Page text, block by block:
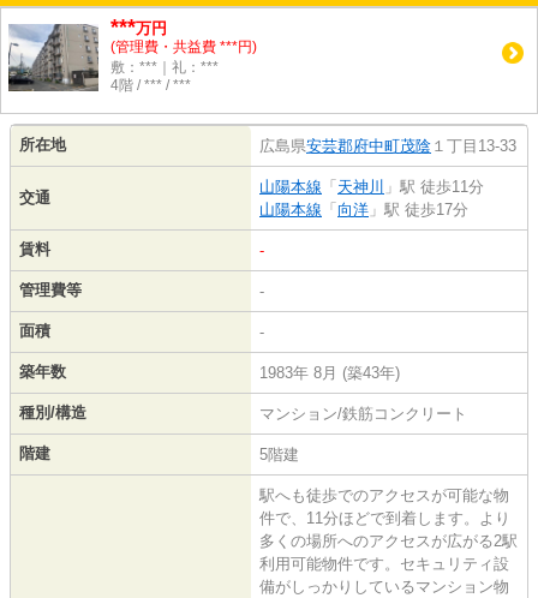
***万円
(管理費・共益費 ***円)
敷：***｜礼：***
4階 / *** / ***
所在地 広島県安芸郡府中町茂陰 １丁目13-33
交通
山陽本線 「 天神川 」駅 徒歩11分
山陽本線 「 向洋 」駅 徒歩17分
賃料 -
管理費等 -
面積 -
築年数 1983年 8月 (築43年)
種別/構造 マンション/鉄筋コンクリート
階建 5階建
駅へも徒歩でのアクセスが可能な物
件で、11分ほどで到着します。より
多くの場所へのアクセスが広がる2駅
利用可能物件です。セキュリティ設
備がしっかりしているマンション物